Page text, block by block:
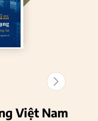
Việt Nam